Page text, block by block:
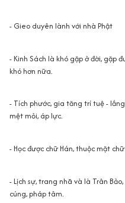
- Gieo duyên lành với nhà Phật
- Kinh Sách là khó gặp ở đời, gặp
khó hơn nữa.
- Tích phước, gia tăng trí tuệ -
mệt mỏi, áp lực.
- Học được chữ Hán, thuộc mặt
- Lịch sự, trang nhã và là Trân
cúng, pháp tâm.